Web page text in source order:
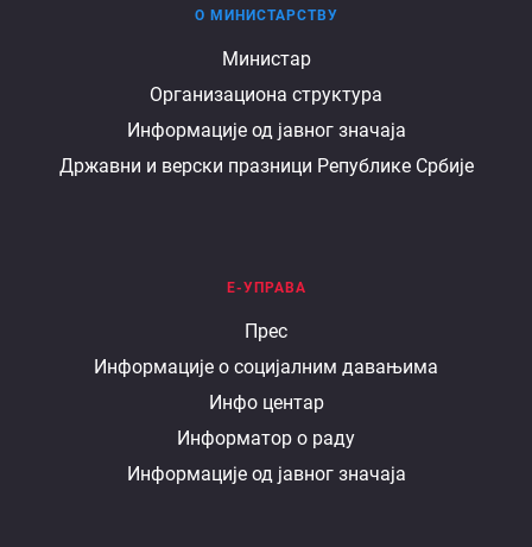
министарству
О МИНИСТАРСТВУ
Министар
Организациона структура
Информације од јавног значаја
Државни и верски празници Републике Србије
Е-УПРАВА
Прес
Информације о социјалним давањима
Инфо центар
Информатор о раду
Информације од јавног значаја